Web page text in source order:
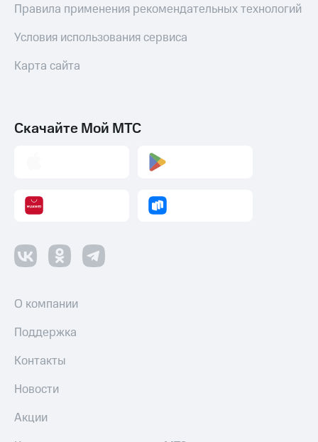
Правила применения рекомендательных технологий
Условия использования сервиса
Карта сайта
Скачайте Мой МТС
О компании
Поддержка
Контакты
Новости
Акции